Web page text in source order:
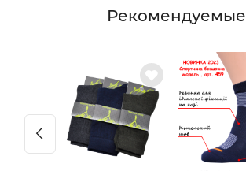
Рекомендуемые